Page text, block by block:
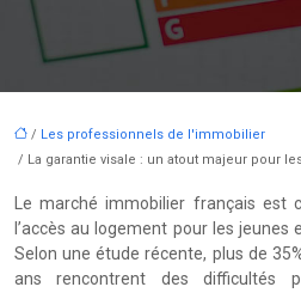
/ Les professionnels de l'immobilier
/ La garantie visale : un atout majeur pour
Le marché immobilier français
l’accès au logement pour les jeunes
Selon une étude récente, plus de
ans rencontrent des difficultés